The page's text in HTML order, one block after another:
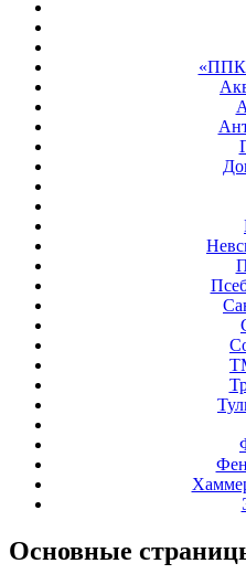
«ППК
Основные